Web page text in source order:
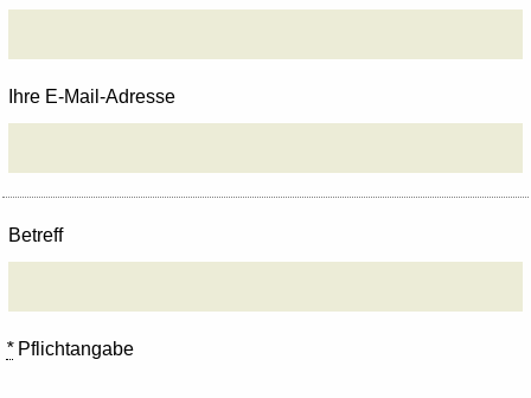
Ihre E-Mail-Adresse
Betreff
*Pflichtangabe